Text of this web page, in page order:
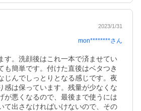
2023/1/31
mon********さん
す。洗顔後はこれ一本で済ませてい
も簡単です。付けた直後はベタつき
じんでしっとりとなる感じです。夜
感は保っています。残量が少なくな
が悪くなるので、最後まで使うには
て出さなければいけないので、その